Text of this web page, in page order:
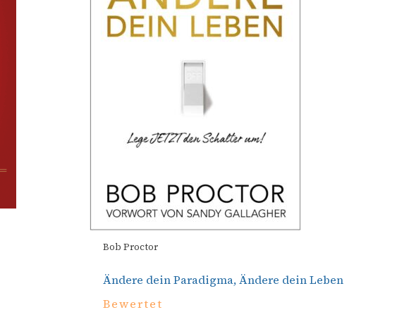
Bob Proctor
Ändere dein Paradigma, Ändere dein Leben
Bewertet